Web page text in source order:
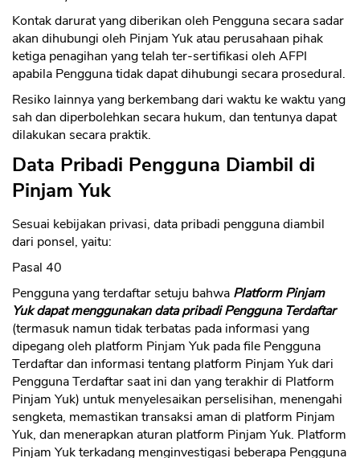
Kontak darurat yang diberikan oleh Pengguna secara sadar
akan dihubungi oleh Pinjam Yuk atau perusahaan pihak
ketiga penagihan yang telah ter-sertifikasi oleh AFPI
apabila Pengguna tidak dapat dihubungi secara prosedural.
Resiko lainnya yang berkembang dari waktu ke waktu yang
sah dan diperbolehkan secara hukum, dan tentunya dapat
dilakukan secara praktik.
Data Pribadi Pengguna Diambil di
Pinjam Yuk
Sesuai kebijakan privasi, data pribadi pengguna diambil
dari ponsel, yaitu:
Pasal 40
Pengguna yang terdaftar setuju bahwa Platform Pinjam
Yuk dapat menggunakan data pribadi Pengguna Terdaftar
(termasuk namun tidak terbatas pada informasi yang
dipegang oleh platform Pinjam Yuk pada file Pengguna
Terdaftar dan informasi tentang platform Pinjam Yuk dari
Pengguna Terdaftar saat ini dan yang terakhir di Platform
Pinjam Yuk) untuk menyelesaikan perselisihan, menengahi
sengketa, memastikan transaksi aman di platform Pinjam
Yuk, dan menerapkan aturan platform Pinjam Yuk. Platform
Pinjam Yuk terkadang menginvestigasi beberapa Pengguna